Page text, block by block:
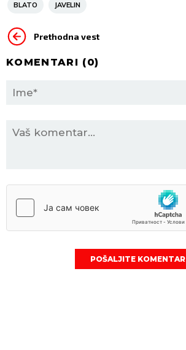
BLATO JAVELIN
Prethodna vest
KOMENTARI (0)
POŠALJITE KOMENTAR